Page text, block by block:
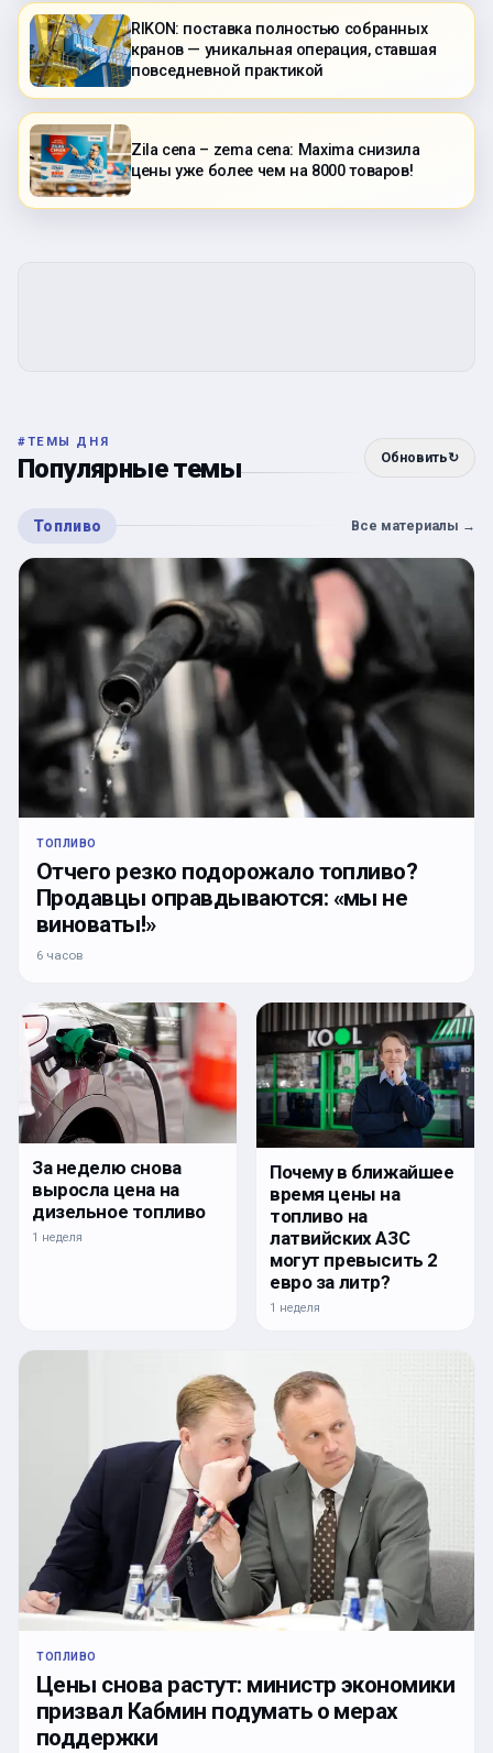
RIKON: поставка полностью собранных
кранов — уникальная операция, ставшая
повседневной практикой
Zila cena – zema cena: Maxima снизила
цены уже более чем на 8000 товаров!
#ТЕМЫ ДНЯ
Популярные темы Обновить↻
Топливо Все материалы →
ТОПЛИВО
Отчего резко подорожало топливо?
Продавцы оправдываются: «мы не
виноваты!»
6 часов
За неделю снова
выросла цена на
дизельное топливо
1 неделя
Почему в ближайшее
время цены на
топливо на
латвийских АЗС
могут превысить 2
евро за литр?
1 неделя
ТОПЛИВО
Цены снова растут: министр экономики
призвал Кабмин подумать о мерах
поддержки